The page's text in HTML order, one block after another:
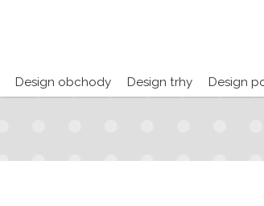
Design obchody Design trhy Design